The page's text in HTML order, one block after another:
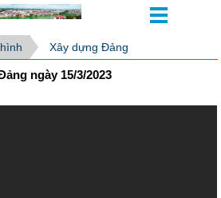
Xây dựng Đảng
ngày 15/3/2023